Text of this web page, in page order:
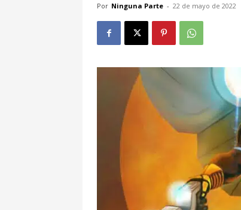
Por Ninguna Parte - 22 de mayo de 2022